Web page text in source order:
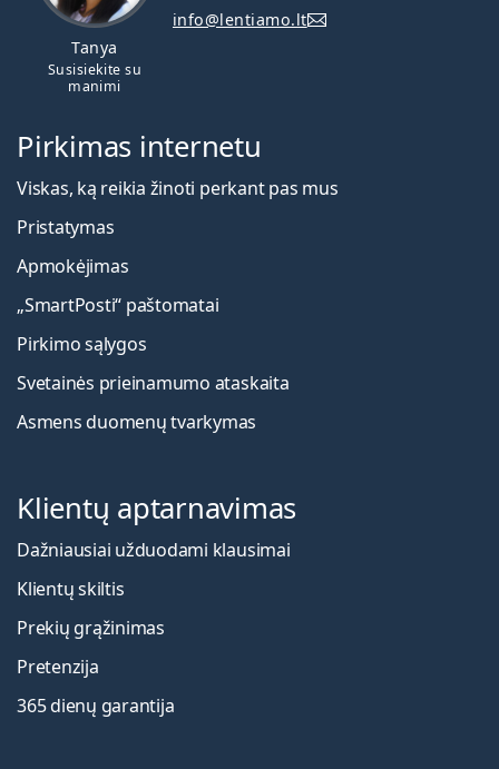
Tanya
Susisiekite su
manimi
info@lentiamo.lt
Pirkimas internetu
Viskas, ką reikia žinoti perkant pas mus
Pristatymas
Apmokėjimas
„SmartPosti“ paštomatai
Pirkimo sąlygos
Svetainės prieinamumo ataskaita
Asmens duomenų tvarkymas
Klientų aptarnavimas
Dažniausiai užduodami klausimai
Klientų skiltis
Prekių grąžinimas
Pretenzija
365 dienų garantija